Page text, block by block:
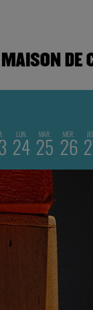
MAISON DE
LUN.
24 MAR.
25 MER.
26